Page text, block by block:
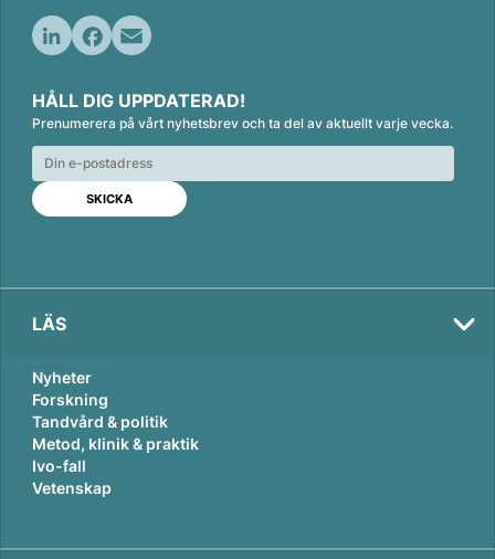
n
k
e
d
n
c
e
b
o
o
k
a
i
l
HÅLL DIG UPPDATERAD!
Prenumerera på vårt nyhetsbrev och ta del av aktuellt varje vecka.
LÄS
Nyheter
Forskning
Tandvård & politik
Metod, klinik & praktik
Ivo-fall
Vetenskap